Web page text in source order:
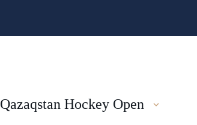
Qazaqstan Hockey Open